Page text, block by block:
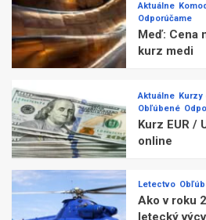
Aktuálne
Odporúčame
Meď: Cena
kurz medi
Aktuálne
Obľúbené
Kurz EUR /
online
Letectvo
Ako v roku
letecký